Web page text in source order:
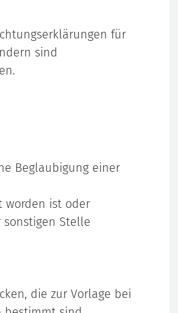
für
sind
Beglaubigung einer
worden ist oder
Stelle
die zur Vorlage bei